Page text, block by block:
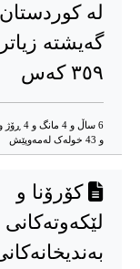
لە کوردستان
گەیشتە
۳٥۹ کەس
و 43 خوله‌ک له‌مه‌وپێش‌
کۆرۆنا و
لێکەوتەکانی